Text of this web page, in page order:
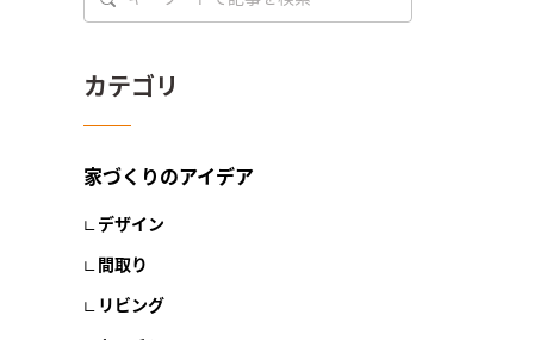
カテゴリ
家づくりのアイデア
デザイン
間取り
リビング